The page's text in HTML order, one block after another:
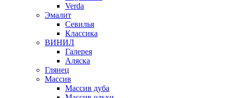
Verda
Эмалит
Севилья
Классика
ВИНИЛ
Галерея
Аляска
Глянец
Массив
Массив дуба